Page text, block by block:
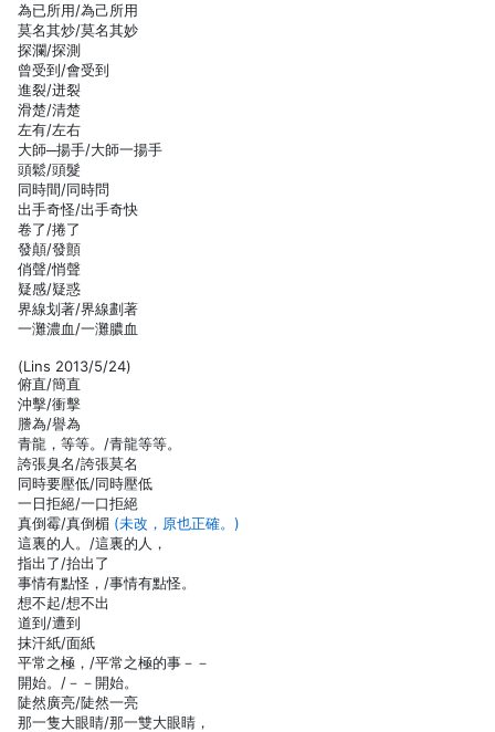
為已所用/為己所用
莫名其炒/莫名其妙
探瀾/探測
曾受到/會受到
進裂/迸裂
滑楚/清楚
左有/左右
大師─揚手/大師一揚手
頭鬆/頭髮
同時間/同時問
出手奇怪/出手奇快
卷了/捲了
發顛/發顫
俏聲/悄聲
疑感/疑惑
界線划著/界線劃著
一灘濃血/一灘膿血
(Lins 2013/5/24)
俯直/簡直
沖擊/衝擊
謄為/譽為
青龍，等等。/青龍等等。
誇張臭名/誇張莫名
同時要壓低/同時壓低
一日拒絕/一口拒絕
真倒霉/真倒楣 (未改，原也正確。)
這裏的人。/這裏的人，
指出了/抬出了
事情有點怪，/事情有點怪。
想不起/想不出
道到/遭到
抹汗紙/面紙
平常之極，/平常之極的事－－
開始。/－－開始。
陡然廣亮/陡然一亮
那一隻大眼睛/那一雙大眼睛，